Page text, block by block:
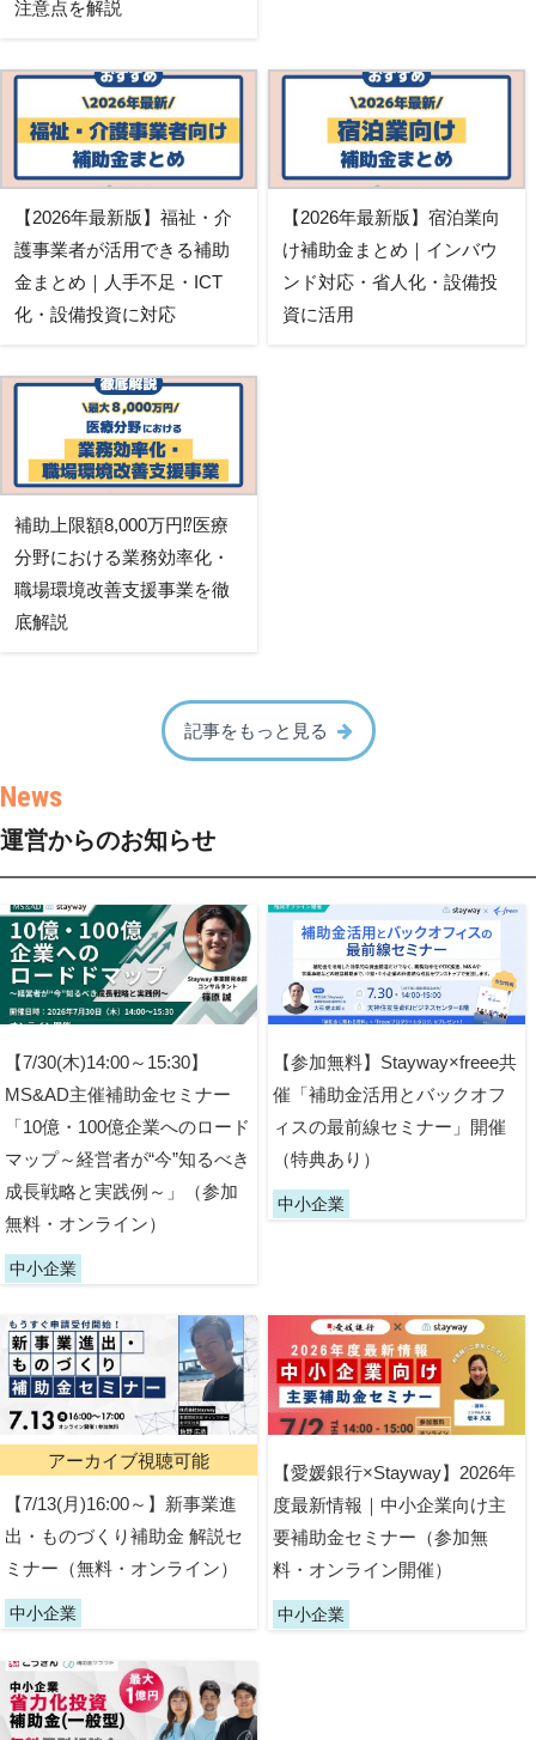
注意点を解説
【2026年最新版】福祉・介
護事業者が活用できる補助
金まとめ｜人手不足・ICT
化・設備投資に対応
【2026年最新版】宿泊業向
け補助金まとめ｜インバウ
ンド対応・省人化・設備投
資に活用
補助上限額8,000万円⁉医療
分野における業務効率化・
職場環境改善支援事業を徹
底解説
記事をもっと見る
運営からのお知らせ
【7/30(木)14:00～15:30】
MS&AD主催補助金セミナー
「10億・100億企業へのロード
マップ～経営者が“今”知るべき
成長戦略と実践例～」（参加
無料・オンライン）
中小企業
【参加無料】Stayway×freee共
催「補助金活用とバックオフ
ィスの最前線セミナー」開催
（特典あり）
中小企業
アーカイブ視聴可能
【7/13(月)16:00～】新事業進
出・ものづくり補助金 解説セ
ミナー（無料・オンライン）
中小企業
【愛媛銀行×Stayway】2026年
度最新情報｜中小企業向け主
要補助金セミナー（参加無
料・オンライン開催）
中小企業